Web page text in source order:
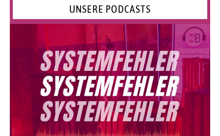
UNSERE PODCASTS